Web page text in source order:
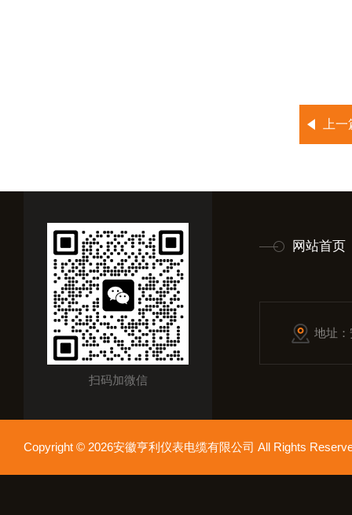
上
扫码加微信
网站首页
地址
Copyright © 2026安徽亨利仪表电缆有限公司 All Rights